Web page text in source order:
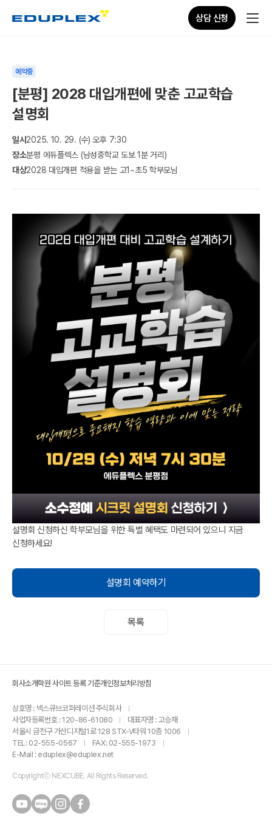
상담 신청
예약중
[분평] 2028 대입개편에 맞춘 고교학습
설명회
일시2025. 10. 29. (수) 오후 7:30
장소분평 에듀플렉스 (남성중학교 도보 1분 거리)
대상2028 대입개편 적용을 받는 고1~초5 학부모님
설명회 신청하신 학부모님을 위한 특별 혜택도 마련되어 있으니 지금
신청하세요!
설명회 예약하기
목록
회사소개학원 사이트 등록 기준개인정보처리방침
상호명 : 넥스큐브코퍼레이션 주식회사
사업자등록번호 : 120-86-61080
대표자명 : 고승재
서울시 금천구 가산디지털1로 128 STX-V타워 10층 1006
TEL: 02-555-0567
FAX: 02-555-1973
E-Mail : eduplex@eduplex.net
Copyrightⓒ NEXCUBE. All Rights Reserved.